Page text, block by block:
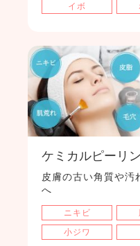
イボ
ケミカルピーリ
皮膚の古い角質や汚
へ
ニキビ
小ジワ